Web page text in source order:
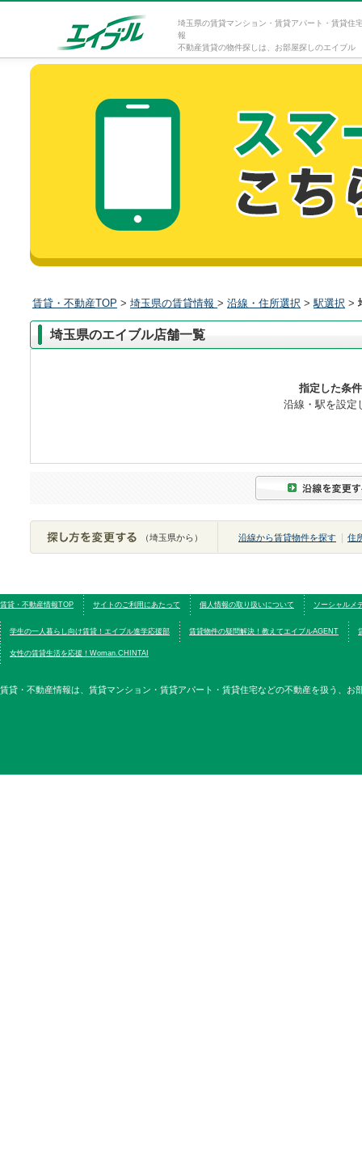
埼玉県の賃貸マンション・賃貸アパート・賃貸住
報
不動産賃貸の物件探しは、お部屋探しのエイブル
賃貸・不動産TOP > 埼玉県の賃貸情報 > 沿線・住所選択 > 駅選択 >
埼玉県のエイブル店舗一覧
指定した条
沿線・駅を設定
（埼玉県から） 沿線から賃貸物件を探す 住
賃貸・不動産情報TOP サイトのご利用にあたって 個人情報の取り扱いについて ソーシャルメ
学生の一人暮らし向け賃貸！エイブル進学応援部 賃貸物件の疑問解決！教えてエイブルAGENT
女性の賃貸生活を応援！Woman.CHINTAI
賃貸・不動産情報は、賃貸マンション・賃貸アパート・賃貸住宅などの不動産を扱う、お